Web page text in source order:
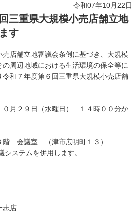
令和07年10月22日
三重県大規模小売店舗立地
す
店舗立地審議会条例に基づき、大規模
周辺地域における生活環境の保全等に
令和７年度第６回三重県大規模小売店舗
月２９日（水曜日） １４時００分か
階 会議室 （津市広明町１３）
ムを併用します。
店